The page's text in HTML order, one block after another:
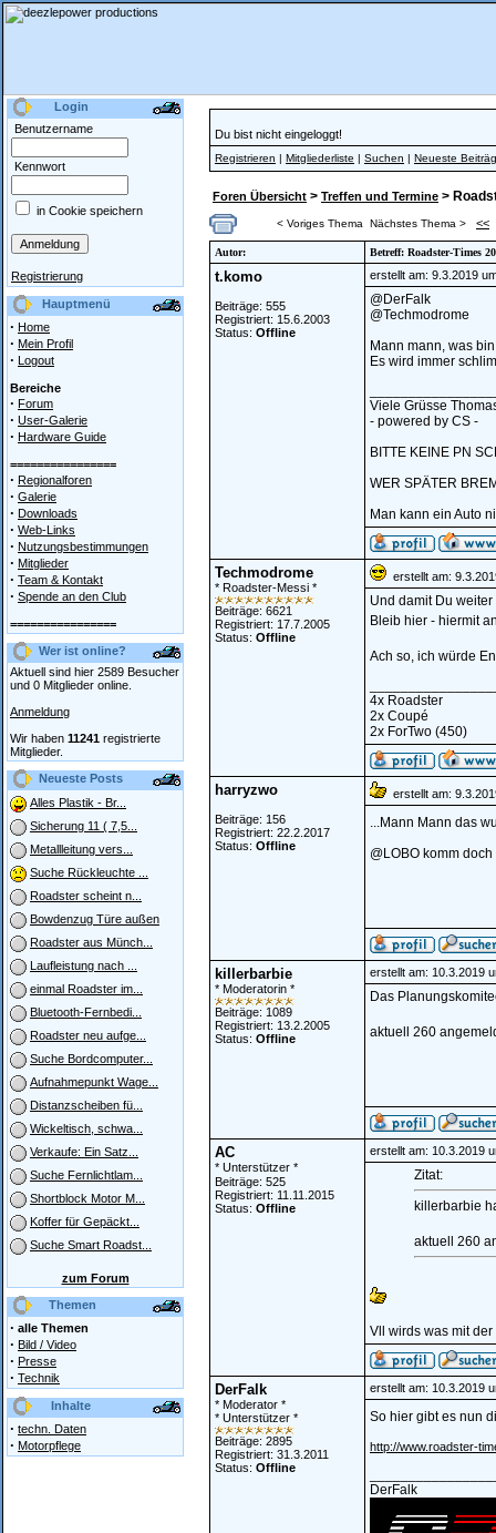
Login
Benutzername
Kennwort
in Cookie speichern
Registrierung
Hauptmenü
· Home
· Mein Profil
· Logout
Bereiche
· Forum
· User-Galerie
· Hardware Guide
================
· Regionalforen
· Galerie
· Downloads
· Web-Links
· Nutzungsbestimmungen
· Mitglieder
· Team & Kontakt
· Spende an den Club
================
Wer ist online?
Aktuell sind hier 2589 Besucher
und 0 Mitglieder online.
Anmeldung
Wir haben 11241 registrierte
Mitglieder.
Neueste Posts
Alles Plastik - Br...
Sicherung 11 ( 7,5...
Metallleitung vers...
Suche Rückleuchte ...
Roadster scheint n...
Bowdenzug Türe außen
Roadster aus Münch...
Laufleistung nach ...
einmal Roadster im...
Bluetooth-Fernbedi...
Roadster neu aufge...
Suche Bordcomputer...
Aufnahmepunkt Wage...
Distanzscheiben fü...
Wickeltisch, schwa...
Verkaufe: Ein Satz...
Suche Fernlichtlam...
Shortblock Motor M...
Koffer für Gepäckt...
Suche Smart Roadst...
zum Forum
Themen
· alle Themen
· Bild / Video
· Presse
· Technik
Inhalte
· techn. Daten
· Motorpflege
Du bist nicht eingeloggt!
Registrieren | Mitgliederliste | Suchen | Neueste
Foren Übersicht > Treffen und Termine >
< Voriges Thema Nächstes Thema > <<
Autor: Betreff: Roadster-Times
t.komo
Beiträge: 555
Registriert: 15.6.2003
Status: Offline
erstellt am: 9.3.2019
@DerFalk
@Techmodrome
Mann mann, was
Es wird immer
Viele Grüsse
- powered by CS -
BITTE KEINE PN
WER SPÄTER
Man kann ein Auto
Techmodrome
* Roadster-Messi *
Beiträge: 6621
Registriert: 17.7.2005
Status: Offline
erstellt am:
Und damit Du
Bleib hier - hiermit
Ach so, ich würde
4x Roadster
2x Coupé
2x ForTwo (450)
harryzwo
Beiträge: 156
Registriert: 22.2.2017
Status: Offline
erstellt am:
...Mann Mann das
@LOBO komm
killerbarbie
* Moderatorin *
Beiträge: 1089
Registriert: 13.2.2005
Status: Offline
erstellt am: 10.3.2019
Das
aktuell 260
AC
* Unterstützer *
Beiträge: 525
Registriert: 11.11.2015
Status: Offline
erstellt am: 10.3.2019
Zitat:
killerbarbie
aktuell 260
Vll wirds was mit
DerFalk
* Moderator *
* Unterstützer *
Beiträge: 2895
Registriert: 31.3.2011
Status: Offline
erstellt am: 10.3.2019
So hier gibt es nun
http://www.roadster-
DerFalk